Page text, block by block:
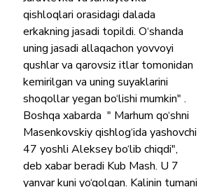
qishloqlari orasidagi dalada
erkakning jasadi topildi. O‘shanda
uning jasadi allaqachon yovvoyi
qushlar va qarovsiz itlar tomonidan
kemirilgan va uning suyaklarini
shoqollar yegan bo‘lishi mumkin" .
Boshqa xabarda  " Marhum qo‘shni
Masenkovskiy qishlog‘ida yashovchi
47 yoshli Aleksey bo‘lib chiqdi",
deb xabar beradi Kub Mash. U 7
yanvar kuni yo‘qolgan. Kalinin tumani